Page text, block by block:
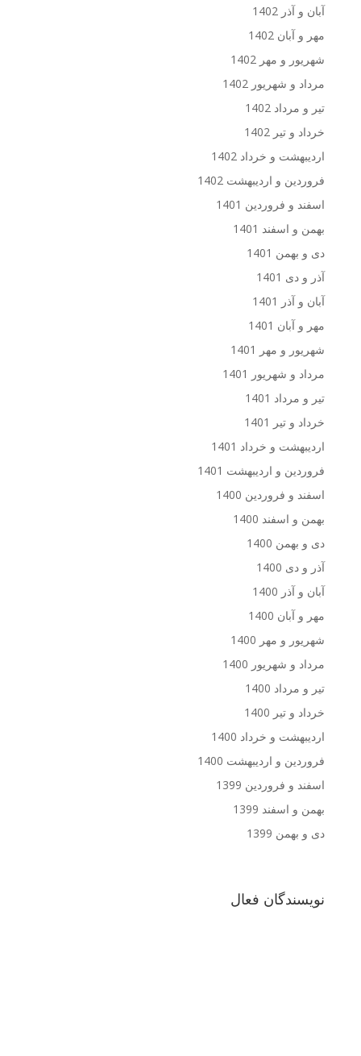
آبان و آذر 1402
مهر و آبان 1402
شهریور و مهر 1402
مرداد و شهریور 1402
تیر و مرداد 1402
خرداد و تیر 1402
اردیبهشت و خرداد 1402
فروردین و اردیبهشت 1402
اسفند و فروردین 1401
بهمن و اسفند 1401
دی و بهمن 1401
آذر و دی 1401
آبان و آذر 1401
مهر و آبان 1401
شهریور و مهر 1401
مرداد و شهریور 1401
تیر و مرداد 1401
خرداد و تیر 1401
اردیبهشت و خرداد 1401
فروردین و اردیبهشت 1401
اسفند و فروردین 1400
بهمن و اسفند 1400
دی و بهمن 1400
آذر و دی 1400
آبان و آذر 1400
مهر و آبان 1400
شهریور و مهر 1400
مرداد و شهریور 1400
تیر و مرداد 1400
خرداد و تیر 1400
اردیبهشت و خرداد 1400
فروردین و اردیبهشت 1400
اسفند و فروردین 1399
بهمن و اسفند 1399
دی و بهمن 1399
نویسندگان فعال